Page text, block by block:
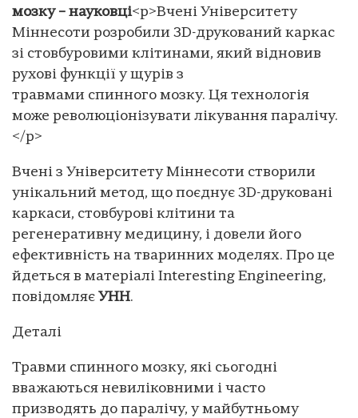
мозку – науковці<p>Вчені Університету
Міннесоти розробили 3D-друкований каркас
зі стовбуровими клітинами, який відновив
рухові функції у щурів з
травмами спинного мозку. Ця технологія
може революціонізувати лікування паралічу.
</p>
Вчені з Університету Міннесоти створили
унікальний метод, що поєднує 3D-друковані
каркаси, стовбурові клітини та
регенеративну медицину, і довели його
ефективність на тваринних моделях. Про це
йдеться в матеріалі Іnteresting Еngineering,
повідомляє УНН.
Деталі
Травми спинного мозку, які сьогодні
вважаються невиліковними і часто
призводять до паралічу, у майбутньому